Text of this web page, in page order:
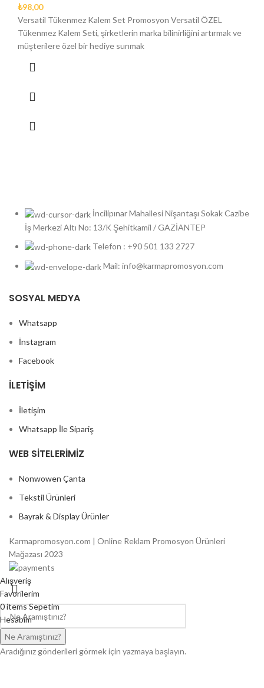
₺98,00
Versatil Tükenmez Kalem Set Promosyon Versatil ÖZEL
Tükenmez Kalem Seti, şirketlerin marka bilinirliğini artırmak ve
müşterilere özel bir hediye sunmak
İncilipınar Mahallesi Nişantaşı Sokak Cazibe
İş Merkezi Altı No: 13/K Şehitkamil / GAZİANTEP
Telefon : +90 501 133 2727
Mail: info@karmapromosyon.com
SOSYAL MEDYA
Whatsapp
İnstagram
Facebook
İLETIŞIM
İletişim
Whatsapp İle Sipariş
WEB SITELERIMIZ
Nonwowen Çanta
Tekstil Ürünleri
Bayrak & Display Ürünler
Karmapromosyon.com | Online Reklam Promosyon Ürünleri
Mağazası 2023
Ne Aramıştınız?
Aradığınız gönderileri görmek için yazmaya başlayın.
Alışveriş
Favorilerim
0itemsSepetim
Hesabım